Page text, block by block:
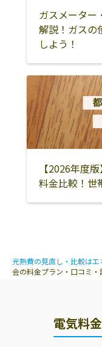
ガスメーター
解説！ガスの
しよう！
【2026年度
料金比較！世
光熱費の見直し・比較はエ
会の料金プラン・口コミ・
電気料